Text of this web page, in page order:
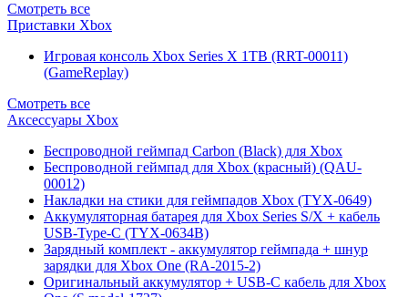
Смотреть все
Приставки Xbox
Игровая консоль Xbox Series X 1TB (RRT-00011)
(GameReplay)
Смотреть все
Аксессуары Xbox
Беспроводной геймпад Carbon (Black) для Xbox
Беспроводной геймпад для Xbox (красный) (QAU-
00012)
Накладки на стики для геймпадов Xbox (TYX-0649)
Аккумуляторная батарея для Xbox Series S/X + кабель
USB-Type-C (TYX-0634B)
Зарядный комплект - аккумулятор геймпада + шнур
зарядки для Xbox One (RA-2015-2)
Оригинальный аккумулятор + USB-C кабель для Xbox